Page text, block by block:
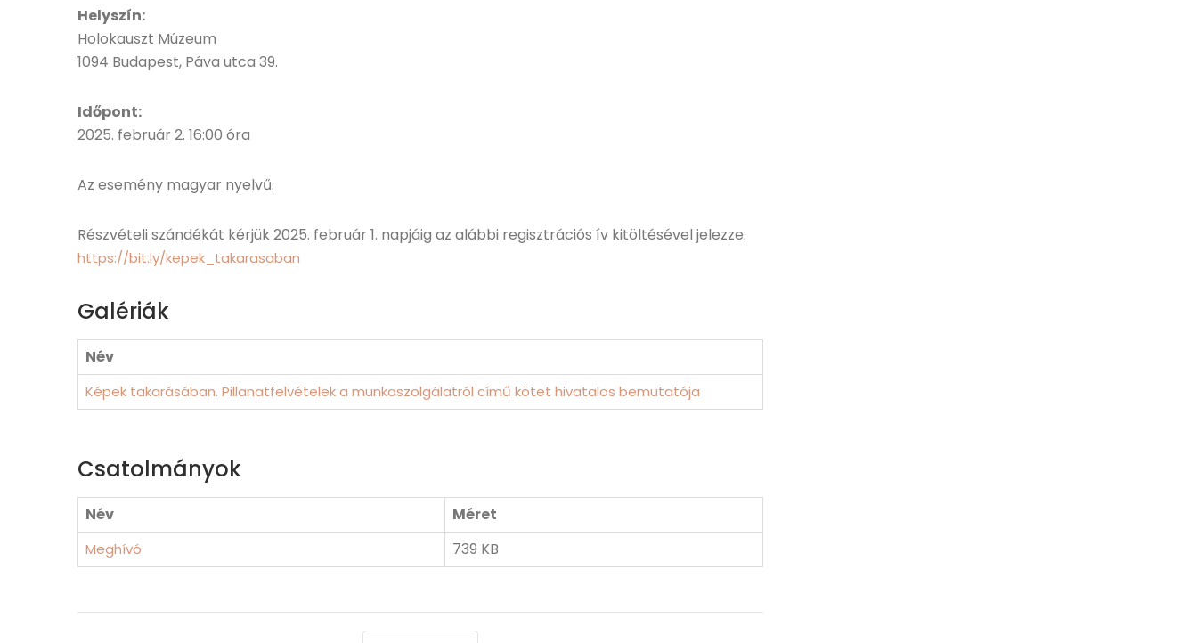
Helyszín:
Holokauszt Múzeum
1094 Budapest, Páva utca 39.
Időpont:
2025. február 2. 16:00 óra
Az esemény magyar nyelvű.
Részvételi szándékát kérjük 2025. február 1. napjáig az alábbi regisztrációs ív kitöltésével jelezze:
https://bit.ly/kepek_takarasaban
Galériák
Név
Képek takarásában. Pillanatfelvételek a munkaszolgálatról című kötet hivatalos bemutatója
Csatolmányok
Név Méret
Meghívó 739 KB